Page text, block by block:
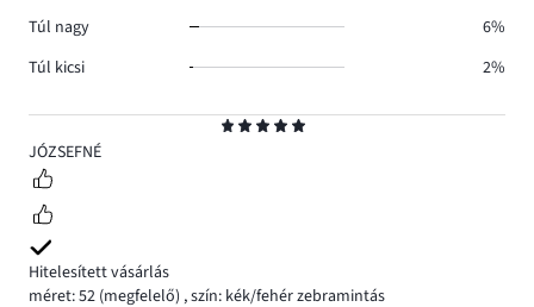
5
JÓZSEFNÉ
Hitelesített vásárlás
méret: 52 (megfelelő) ,szín: kék/fehér zebramintás
Túl nagy
6%
Túl kicsi
2%